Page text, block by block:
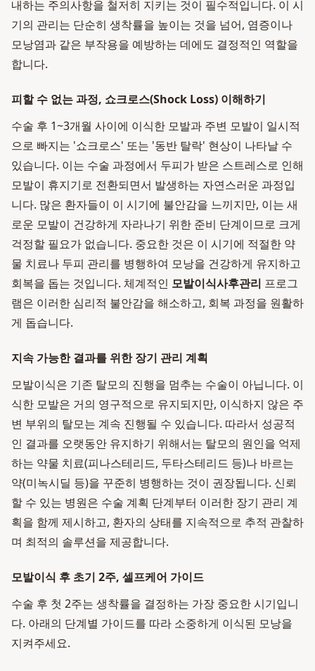
내하는 주의사항을 철저히 지키는 것이 필수적입니다. 이 시
기의 관리는 단순히 생착률을 높이는 것을 넘어, 염증이나
모낭염과 같은 부작용을 예방하는 데에도 결정적인 역할을
합니다.
피할 수 없는 과정, 쇼크로스(Shock Loss) 이해하기
수술 후 1~3개월 사이에 이식한 모발과 주변 모발이 일시적
으로 빠지는 '쇼크로스' 또는 '동반 탈락' 현상이 나타날 수
있습니다. 이는 수술 과정에서 두피가 받은 스트레스로 인해
모발이 휴지기로 전환되면서 발생하는 자연스러운 과정입
니다. 많은 환자들이 이 시기에 불안감을 느끼지만, 이는 새
로운 모발이 건강하게 자라나기 위한 준비 단계이므로 크게
걱정할 필요가 없습니다. 중요한 것은 이 시기에 적절한 약
물 치료나 두피 관리를 병행하여 모낭을 건강하게 유지하고
회복을 돕는 것입니다. 체계적인 모발이식사후관리 프로그
램은 이러한 심리적 불안감을 해소하고, 회복 과정을 원활하
게 돕습니다.
지속 가능한 결과를 위한 장기 관리 계획
모발이식은 기존 탈모의 진행을 멈추는 수술이 아닙니다. 이
식한 모발은 거의 영구적으로 유지되지만, 이식하지 않은 주
변 부위의 탈모는 계속 진행될 수 있습니다. 따라서 성공적
인 결과를 오랫동안 유지하기 위해서는 탈모의 원인을 억제
하는 약물 치료(피나스테리드, 두타스테리드 등)나 바르는
약(미녹시딜 등)을 꾸준히 병행하는 것이 권장됩니다. 신뢰
할 수 있는 병원은 수술 계획 단계부터 이러한 장기 관리 계
획을 함께 제시하고, 환자의 상태를 지속적으로 추적 관찰하
며 최적의 솔루션을 제공합니다.
모발이식 후 초기 2주, 셀프케어 가이드
수술 후 첫 2주는 생착률을 결정하는 가장 중요한 시기입니
다. 아래의 단계별 가이드를 따라 소중하게 이식된 모낭을
지켜주세요.